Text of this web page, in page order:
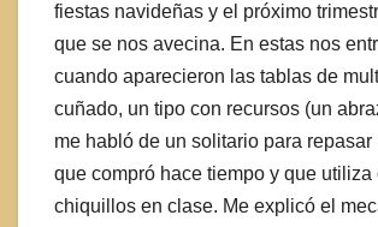
fiestas navideñas y el próximo
que se nos avecina. En estas nos
cuando aparecieron las tablas de
cuñado, un tipo con recursos (un
me habló de un solitario para repasar
que compró hace tiempo y que utiliza
chiquillos en clase. Me explicó el